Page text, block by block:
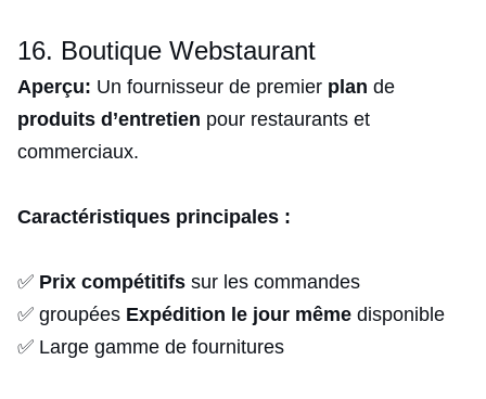
16. Boutique Webstaurant
Aperçu: Un fournisseur de premier plan de
produits d’entretien pour restaurants et
commerciaux.
Caractéristiques principales :
✅ Prix compétitifs sur les commandes
✅ groupées Expédition le jour même disponible
✅ Large gamme de fournitures